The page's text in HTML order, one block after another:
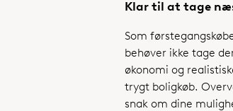
Klar til at tage
Som
behøver ikke tage
økonomi og
trygt boligkøb.
snak om dine